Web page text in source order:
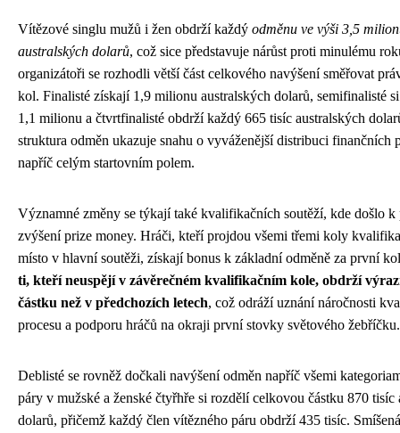
Vítězové singlu mužů i žen obdrží každý odměnu ve výši 3,5
australských dolarů, což sice představuje nárůst proti minulému
organizátoři se rozhodli větší část celkového navýšení směřovat
kol. Finalisté získají 1,9 milionu australských dolarů, semifinalisté
1,1 milionu a čtvrtfinalisté obdrží každý 665 tisíc australských
struktura odměn ukazuje snahu o vyváženější distribuci finančních
napříč celým startovním polem.
Významné změny se týkají také kvalifikačních soutěží, kde došlo k
zvýšení prize money. Hráči, kteří projdou všemi třemi koly
místo v hlavní soutěži, získají bonus k základní odměně za první
ti, kteří neuspějí v závěrečném kvalifikačním kole, obdrží
částku než v předchozích letech, což odráží uznání náročnosti
procesu a podporu hráčů na okraji první stovky světového žebříčku.
Deblisté se rovněž dočkali navýšení odměn napříč všemi
páry v mužské a ženské čtyřhře si rozdělí celkovou částku 870 tisíc
dolarů, přičemž každý člen vítězného páru obdrží 435 tisíc.